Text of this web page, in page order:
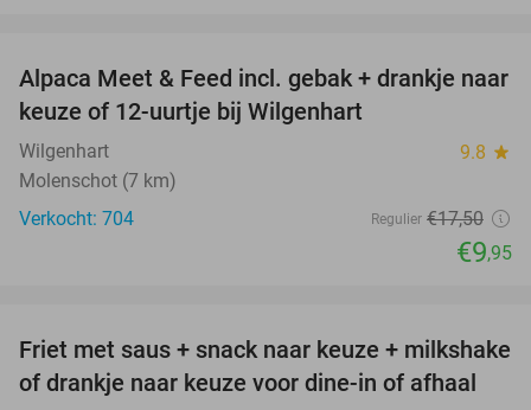
43%
Alpaca Meet & Feed incl. gebak + drankje naar
keuze of 12-uurtje bij Wilgenhart
Wilgenhart 9.8 star
Molenschot (7 km)
Verkocht: 704
Regulier €17,50
€9,95
50%
Friet met saus + snack naar keuze + milkshake
of drankje naar keuze voor dine-in of afhaal